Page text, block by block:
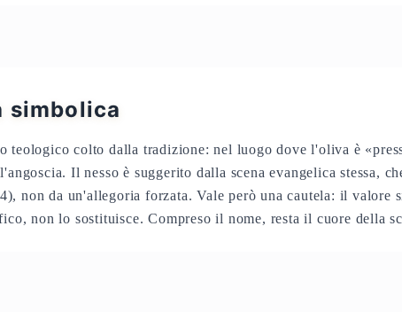
simbolica
teologico colto dalla tradizione: nel luogo dove l'oliva è
Il nesso è suggerito dalla scena evangelica stessa,
non da un'allegoria forzata. Vale però una cautela: il valore
non lo sostituisce. Compreso il nome, resta il cuore della